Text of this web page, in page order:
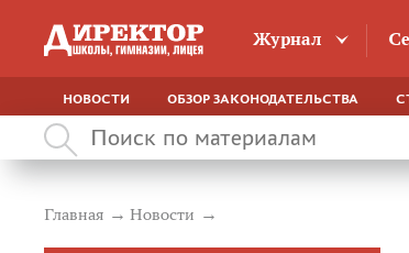
Журнал
НОВОСТИ ОБЗОР ЗАКОНОДАТЕЛЬСТВА
Главная Новости